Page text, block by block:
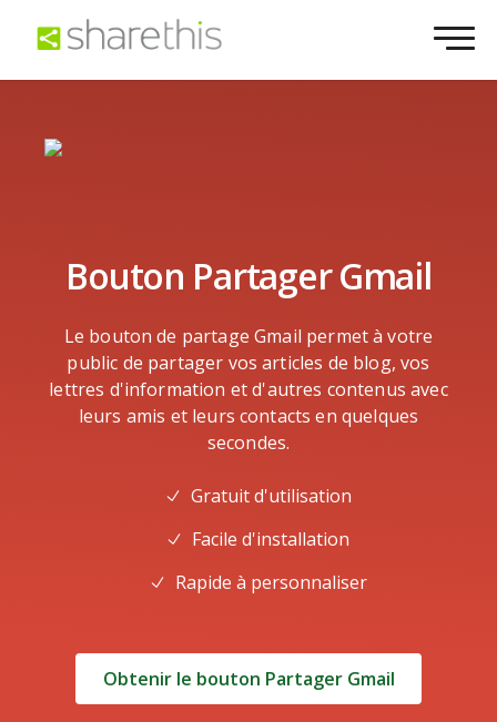
Bouton Partager Gmail
Le bouton de partage Gmail permet à votre
public de partager vos articles de blog, vos
lettres d'information et d'autres contenus avec
leurs amis et leurs contacts en quelques
secondes.
Gratuit d'utilisation
Facile d'installation
Rapide à personnaliser
Obtenir le bouton Partager Gmail